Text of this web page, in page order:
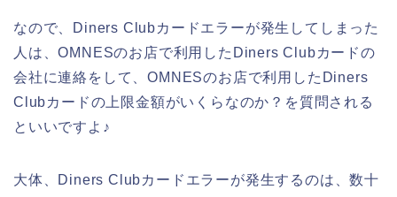
なので、Diners Clubカードエラーが発生してしまった
人は、OMNESのお店で利用したDiners Clubカードの
会社に連絡をして、OMNESのお店で利用したDiners
Clubカードの上限金額がいくらなのか？を質問される
といいですよ♪
大体、Diners Clubカードエラーが発生するのは、数十